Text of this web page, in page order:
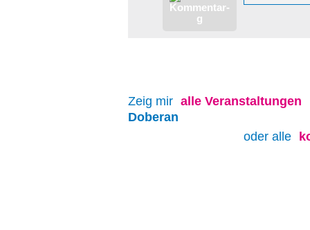
Zeig mir alle Veranstaltungen
Doberan
oder alle